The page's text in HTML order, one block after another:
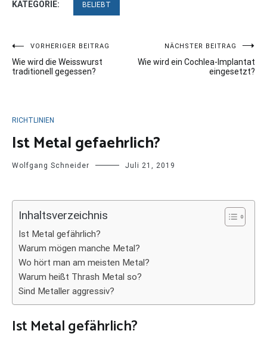
KATEGORIE: BELIEBT
Beitragsnavigation
VORHERIGER BEITRAG
Wie wird die Weisswurst
traditionell gegessen?
NÄCHSTER BEITRAG
Wie wird ein Cochlea-Implantat
eingesetzt?
RICHTLINIEN
Ist Metal gefaehrlich?
Wolfgang Schneider Juli 21, 2019
Inhaltsverzeichnis
Ist Metal gefährlich?
Warum mögen manche Metal?
Wo hört man am meisten Metal?
Warum heißt Thrash Metal so?
Sind Metaller aggressiv?
Ist Metal gefährlich?